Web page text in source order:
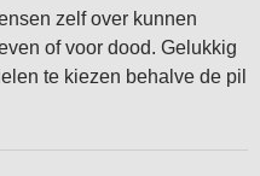
zelf over kunnen
of voor dood. Gelukkig
te kiezen behalve de pil